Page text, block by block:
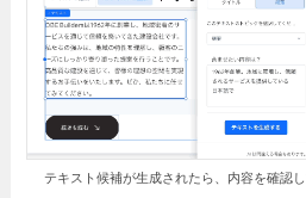
テキスト候補が生成されたら、内容を確認